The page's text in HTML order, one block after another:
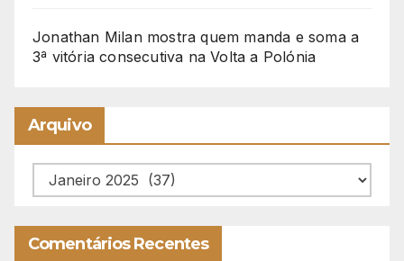
Jonathan Milan mostra quem manda e soma a
3ª vitória consecutiva na Volta a Polónia
Arquivo
Arquivo
Comentários Recentes